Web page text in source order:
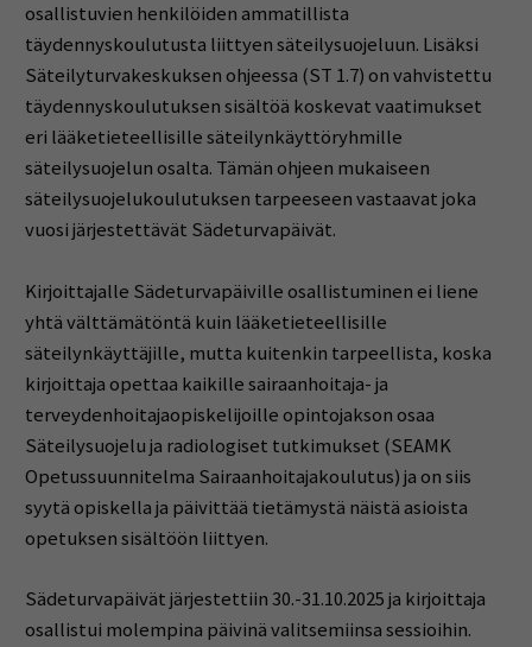
osallistuvien henkilöiden ammatillista
täydennyskoulutusta liittyen säteilysuojeluun. Lisäksi
Säteilyturvakeskuksen ohjeessa (ST 1.7) on vahvistettu
täydennyskoulutuksen sisältöä koskevat vaatimukset
eri lääketieteellisille säteilynkäyttöryhmille
säteilysuojelun osalta. Tämän ohjeen mukaiseen
säteilysuojelukoulutuksen tarpeeseen vastaavat joka
vuosi järjestettävät Sädeturvapäivät.
Kirjoittajalle Sädeturvapäiville osallistuminen ei liene
yhtä välttämätöntä kuin lääketieteellisille
säteilynkäyttäjille, mutta kuitenkin tarpeellista, koska
kirjoittaja opettaa kaikille sairaanhoitaja- ja
terveydenhoitajaopiskelijoille opintojakson osaa
Säteilysuojelu ja radiologiset tutkimukset (SEAMK
Opetussuunnitelma Sairaanhoitajakoulutus) ja on siis
syytä opiskella ja päivittää tietämystä näistä asioista
opetuksen sisältöön liittyen.
Sädeturvapäivät järjestettiin 30.-31.10.2025 ja kirjoittaja
osallistui molempina päivinä valitsemiinsa sessioihin.